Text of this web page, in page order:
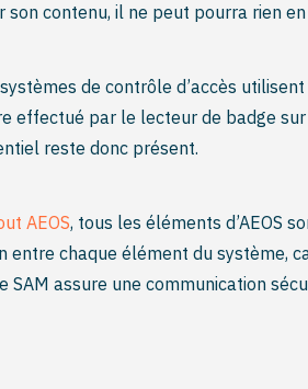
contenu, il ne peut pourra rien en
de contrôle d’accès
effectué par le lecteur de badge
reste donc présent.
AEOS, tous les éléments d’AEOS
entre chaque élément du système,
assure une communication